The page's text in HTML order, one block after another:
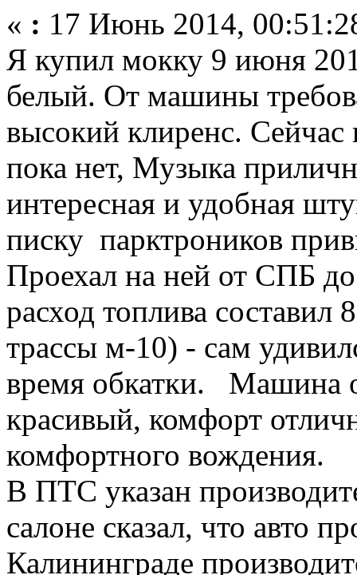
« : 17 Июнь 2014,
Я купил мокку 9 июня
белый. От машины
высокий клиренс. Сейчас
пока нет, Музыка
интересная и удобная
писку парктроников
Проехал на ней от СПБ
расход топлива
трассы м-10) - сам
время обкатки. Машина
красивый, комфорт
комфортного вождения.
В ПТС указан
салоне сказал, что авто
Калининграде